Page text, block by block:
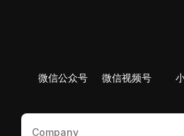
微信公众号 微信视频号